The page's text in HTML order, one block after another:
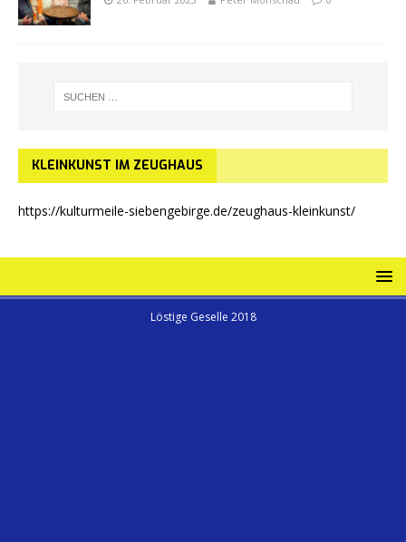
KLEINKUNST IM ZEUGHAUS
https://kulturmeile-siebengebirge.de/zeughaus-kleinkunst/
Löstige Geselle 2018